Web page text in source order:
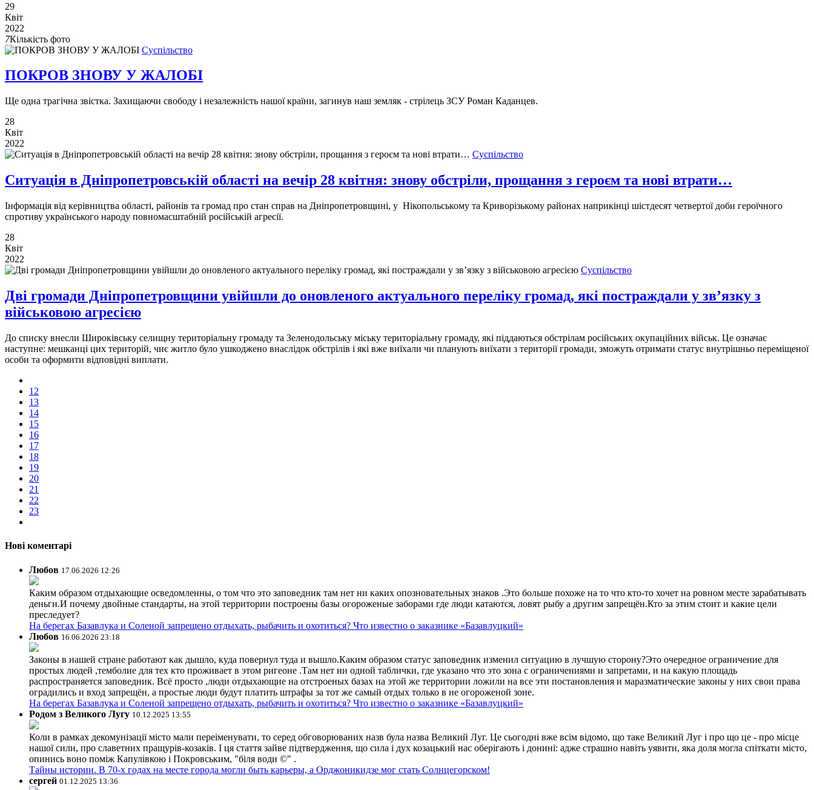
29
Квіт
2022
7Кількість фото
Суспільство
ПОКРОВ ЗНОВУ У ЖАЛОБІ
Ще одна трагічна звістка. Захищаючи свободу і незалежність нашої країни, загинув наш земляк - стрілець ЗСУ Роман Каданцев.
28
Квіт
2022
Суспільство
Ситуація в Дніпропетровській області на вечір 28 квітня: знову обстріли, прощання з героєм та нові втрати…
Інформація від керівництва області, районів та громад про стан справ на Дніпропетровщині, у Нікопольському та Криворізькому районах наприкінці шістдесят четвертої доби героїчного
спротиву українського народу повномасштабній російській агресії.
28
Квіт
2022
Суспільство
Дві громади Дніпропетровщини увійшли до оновленого актуального переліку громад, які постраждали у зв’язку з
військовою агресією
До списку внесли Широківську селищну територіальну громаду та Зеленодольську міську територіальну громаду, які піддаються обстрілам російських окупаційних військ. Це означає
наступне: мешканці цих територій, чиє житло було ушкоджено внаслідок обстрілів і які вже виїхали чи планують виїхати з території громади, зможуть отримати статус внутрішньо переміщеної
особи та оформити відповідні виплати.
12
13
14
15
16
17
18
19
20
21
22
23
Нові коментарі
Любов 17.06.2026 12:26
Каким образом отдыхающие осведомленны, о том что это заповедник там нет ни каких опозновательных знаков .Это больше похоже на то что кто-то хочет на ровном месте зарабатывать
деньги.И почему двойные стандарты, на этой территории построены базы огороженые заборами где люди катаются, ловят рыбу а другим запрещён.Кто за этим стоит и какие цели
преследует?
На берегах Базавлука и Соленой запрещено отдыхать, рыбачить и охотиться? Что известно о заказнике «Базавлуцкий»
Любов 16.06.2026 23:18
Законы в нашей стране работают как дышло, куда повернул туда и вышло.Каким образом статус заповедник изменил ситуацию в лучшую сторону?Это очередное ограничение для
простых людей ,темболие для тех кто проживает в этом ригеоне .Там нет ни одной таблички, где указано что это зона с ограничениями и запретами, и на какую площадь
распространяется заповедник. Всё просто ,люди отдыхающие на отстроеных базах на этой же территории ложили на все эти постановления и маразматические законы у них свои права
оградились и вход запрещён, а простые люди будут платить штрафы за тот же самый отдых только в не огороженой зоне.
На берегах Базавлука и Соленой запрещено отдыхать, рыбачить и охотиться? Что известно о заказнике «Базавлуцкий»
Родом з Великого Лугу 10.12.2025 13:55
Коли в рамках декомунізації місто мали переіменувати, то серед обговорюваних назв була назва Великий Луг. Це сьогодні вже всім відомо, що таке Великий Луг і про що це - про місце
нашої сили, про славетних пращурів-козаків. І ця стаття зайве підтвердження, що сила і дух козацький нас оберігають і донині: адже страшно навіть уявити, яка доля могла спіткати місто,
опинись воно поміж Капулівкою і Покровським, "біля води ©" .
Тайны истории. В 70-х годах на месте города могли быть карьеры, а Орджоникидзе мог стать Солнцегорском!
сергей 01.12.2025 13:36